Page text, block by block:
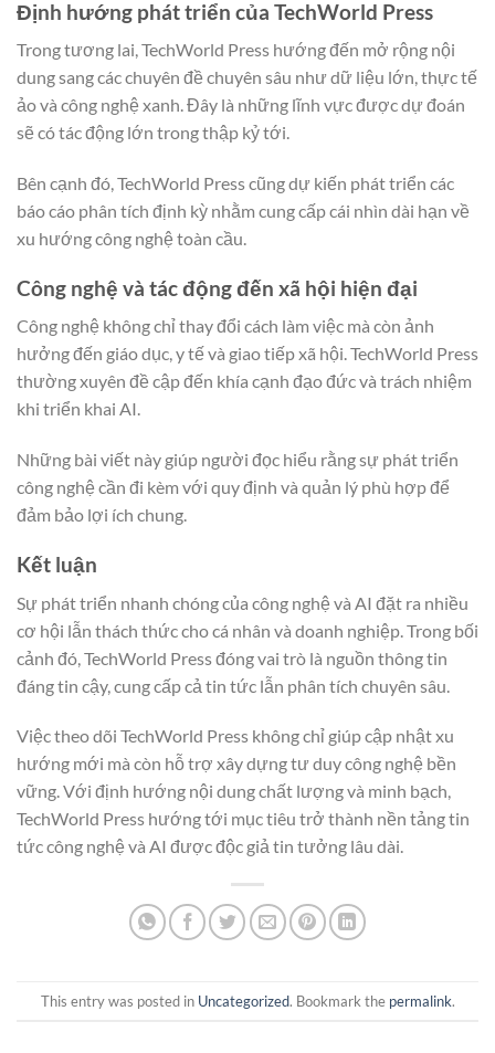
Định hướng phát triển của TechWorld Press
Trong tương lai, TechWorld Press hướng đến mở rộng nội
dung sang các chuyên đề chuyên sâu như dữ liệu lớn, thực tế
ảo và công nghệ xanh. Đây là những lĩnh vực được dự đoán
sẽ có tác động lớn trong thập kỷ tới.
Bên cạnh đó, TechWorld Press cũng dự kiến phát triển các
báo cáo phân tích định kỳ nhằm cung cấp cái nhìn dài hạn về
xu hướng công nghệ toàn cầu.
Công nghệ và tác động đến xã hội hiện đại
Công nghệ không chỉ thay đổi cách làm việc mà còn ảnh
hưởng đến giáo dục, y tế và giao tiếp xã hội. TechWorld Press
thường xuyên đề cập đến khía cạnh đạo đức và trách nhiệm
khi triển khai AI.
Những bài viết này giúp người đọc hiểu rằng sự phát triển
công nghệ cần đi kèm với quy định và quản lý phù hợp để
đảm bảo lợi ích chung.
Kết luận
Sự phát triển nhanh chóng của công nghệ và AI đặt ra nhiều
cơ hội lẫn thách thức cho cá nhân và doanh nghiệp. Trong bối
cảnh đó, TechWorld Press đóng vai trò là nguồn thông tin
đáng tin cậy, cung cấp cả tin tức lẫn phân tích chuyên sâu.
Việc theo dõi TechWorld Press không chỉ giúp cập nhật xu
hướng mới mà còn hỗ trợ xây dựng tư duy công nghệ bền
vững. Với định hướng nội dung chất lượng và minh bạch,
TechWorld Press hướng tới mục tiêu trở thành nền tảng tin
tức công nghệ và AI được độc giả tin tưởng lâu dài.
This entry was posted in Uncategorized. Bookmark the permalink.